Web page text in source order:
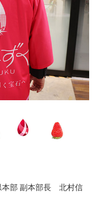
部 副本部長 北村信